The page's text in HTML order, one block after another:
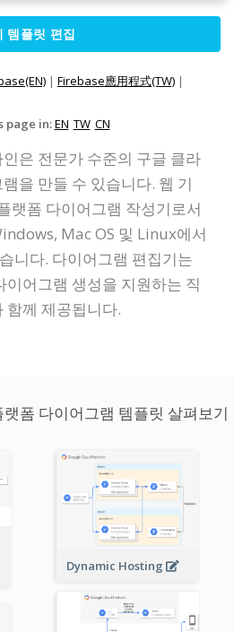
템플릿 편집
| Firebase應用程式(TW) |
page in:EN TW CN
은 전문가 수준의 구글 클라
을 만들 수 있습니다. 웹 기
랫폼 다이어그램 작성기로서
Mac OS 및 Linux에서
니다. 다이어그램 편집기는
이어그램 생성을 지원하는 직
함께 제공됩니다.
폼 다이어그램 템플릿 살펴보기
Dynamic Hosting